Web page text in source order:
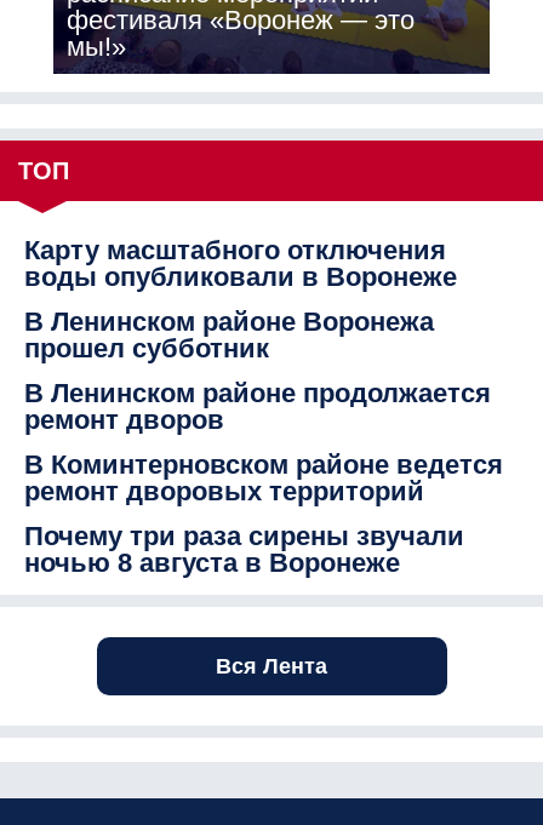
фестиваля «Воронеж — это
мы!»
ТОП
Карту масштабного отключения
воды опубликовали в Воронеже
В Ленинском районе Воронежа
прошел субботник
В Ленинском районе продолжается
ремонт дворов
В Коминтерновском районе ведется
ремонт дворовых территорий
Почему три раза сирены звучали
ночью 8 августа в Воронеже
Вся Лента